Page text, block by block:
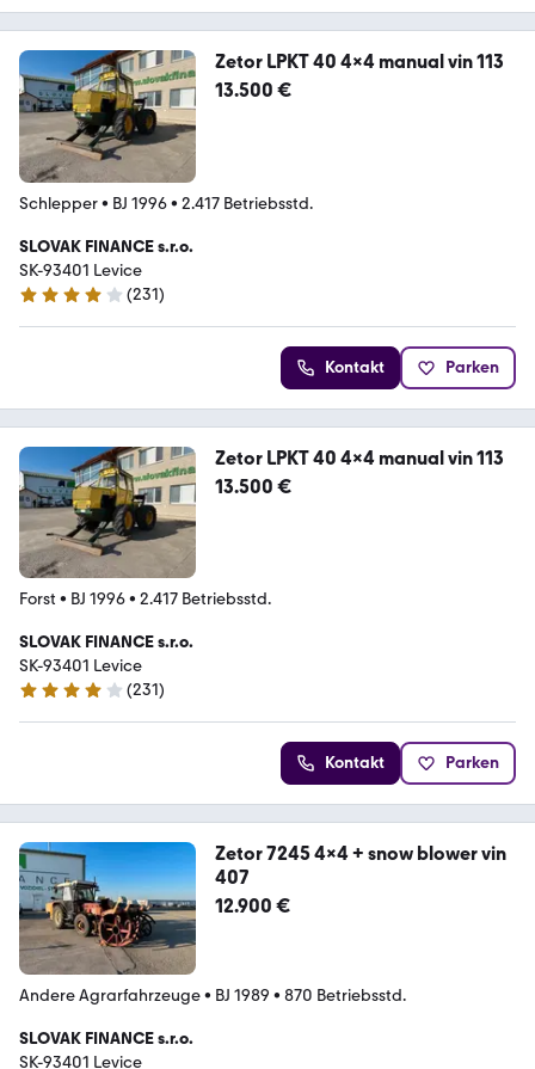
Zetor LPKT 40 4x4 manual vin 113
13.500 €
Schlepper• BJ 1996• 2.417 Betriebsstd.
SLOVAK FINANCE s.r.o.
SK-93401 Levice
4.2 Sterne
(231)
Kontakt Parken
Zetor LPKT 40 4x4 manual vin 113
13.500 €
Forst • BJ 1996• 2.417 Betriebsstd.
SLOVAK FINANCE s.r.o.
SK-93401 Levice
4.2 Sterne
(231)
Kontakt Parken
Zetor 7245 4x4 + snow blower vin
407
12.900 €
Andere Agrarfahrzeuge• BJ 1989 • 870 Betriebsstd.
SLOVAK FINANCE s.r.o.
SK-93401 Levice